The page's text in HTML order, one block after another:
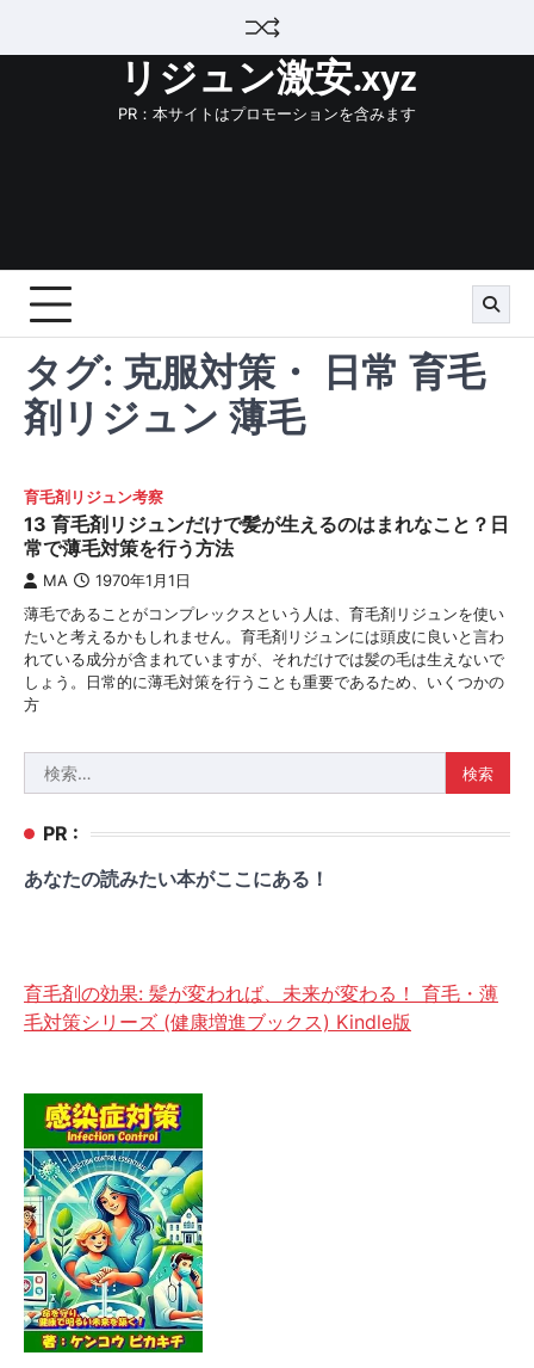
リジュン激安.xyz
PR：本サイトはプロモーションを含みます
タグ: 克服対策・ 日常 育毛
剤リジュン 薄毛
育毛剤リジュン考察
13 育毛剤リジュンだけで髪が生えるのはまれなこと？日
常で薄毛対策を行う方法
MA 1970年1月1日
薄毛であることがコンプレックスという人は、育毛剤リジュンを使い
たいと考えるかもしれません。育毛剤リジュンには頭皮に良いと言わ
れている成分が含まれていますが、それだけでは髪の毛は生えないで
しょう。日常的に薄毛対策を行うことも重要であるため、いくつかの
方
索:
PR :
あなたの読みたい本がここにある！
育毛剤の効果: 髪が変われば、未来が変わる！ 育毛・薄
毛対策シリーズ (健康増進ブックス) Kindle版